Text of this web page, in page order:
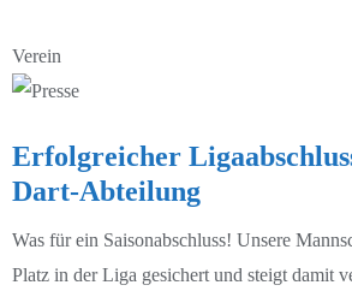
E1-Junioren 24/25
E2-Junioren 24/25
E3-Junioren 24/25
F1-Junioren 24/25
D3-Junioren 25/26
D4-Junioren 25/26
E1-Junioren 25/26
E2-Junioren 25/26
Verein
Erfolgreicher
Dart-Abteilung
Was für ein Saisonabschluss! Unsere
Platz in der Liga gesichert und steigt damit